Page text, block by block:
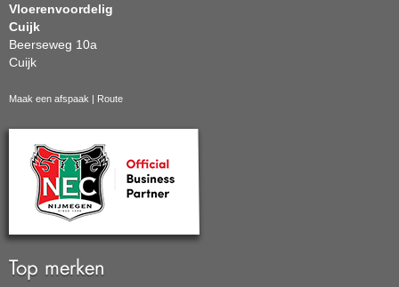
Vloerenvoordelig
Cuijk
Beerseweg 10a
Cuijk
Maak een afspaak | Route
Top merken